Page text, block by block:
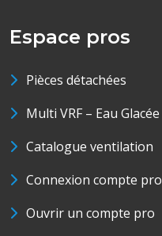
Espace pros
Pièces détachées
Multi VRF – Eau Glacée
Catalogue ventilation
Connexion compte pro
Ouvrir un compte pro